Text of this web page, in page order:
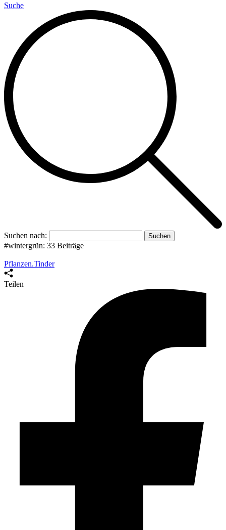
Suche
Suchen nach:
#wintergrün: 33 Beiträge
Pflanzen.Tinder
Teilen